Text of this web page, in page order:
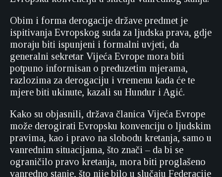
Obim i forma derogacije države predmet je
ispitivanja Evropskog suda za ljudska prava, gdje
moraju biti ispunjeni i formalni uvjeti, da
generalni sekretar Vijeća Evrope mora biti
potpuno informisan o preduzetim mjerama,
razlozima za derogaciju i vremenu kada će te
mjere biti ukinute, kazali su Hundur i Agić.
Kako su objasnili, država članica Vijeća Evrope
može derogirati Evropsku konvenciju o ljudskim
pravima, kao i pravo na slobodu kretanja, samo u
vanrednim situacijama, što znači – da bi se
ograničilo pravo kretanja, mora biti proglašeno
vanredno stanje, što nije bilo u slučaju Federacije